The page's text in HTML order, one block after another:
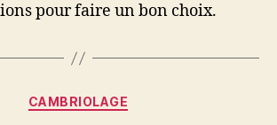
pour faire un bon choix.
Catégories
CAMBRIOLAGE